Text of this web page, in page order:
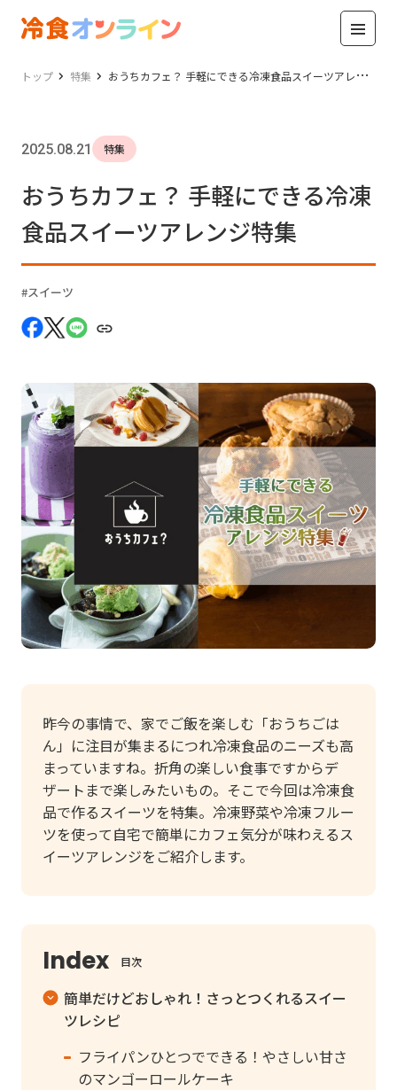
トップ 特集 おうちカフェ？ 手軽にできる冷凍食品スイーツアレンジ特集
2025.08.21 特集
おうちカフェ？ 手軽にできる冷凍
食品スイーツアレンジ特集
スイーツ
昨今の事情で、家でご飯を楽しむ「おうちごは
ん」に注目が集まるにつれ冷凍食品のニーズも高
まっていますね。折角の楽しい食事ですからデ
ザートまで楽しみたいもの。そこで今回は冷凍食
品で作るスイーツを特集。冷凍野菜や冷凍フルー
ツを使って自宅で簡単にカフェ気分が味わえるス
イーツアレンジをご紹介します。
目次
簡単だけどおしゃれ！さっとつくれるスイー
ツレシピ
フライパンひとつでできる！やさしい甘さ
のマンゴーロールケーキ